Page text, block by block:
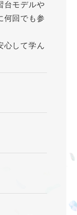
台モデルや
何回でも参
心して学ん